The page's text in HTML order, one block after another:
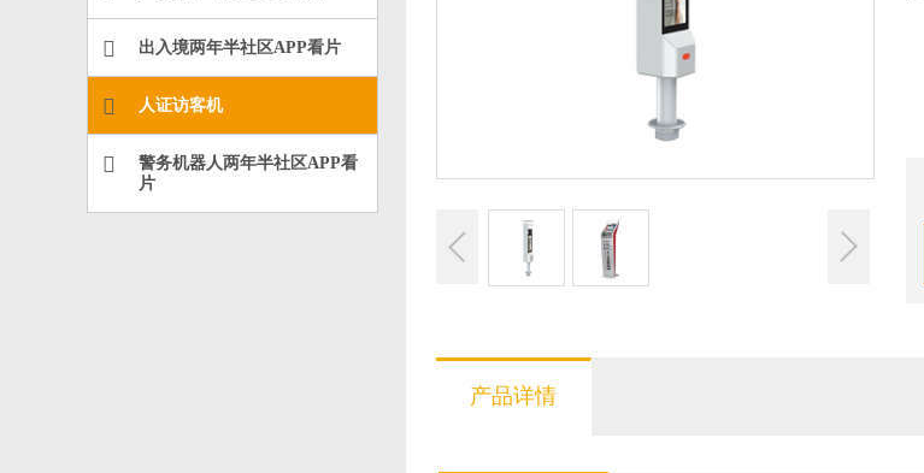
出入境两年半社区APP看片
人证访客机
警务机器人两年半社区APP看
片
产品详情